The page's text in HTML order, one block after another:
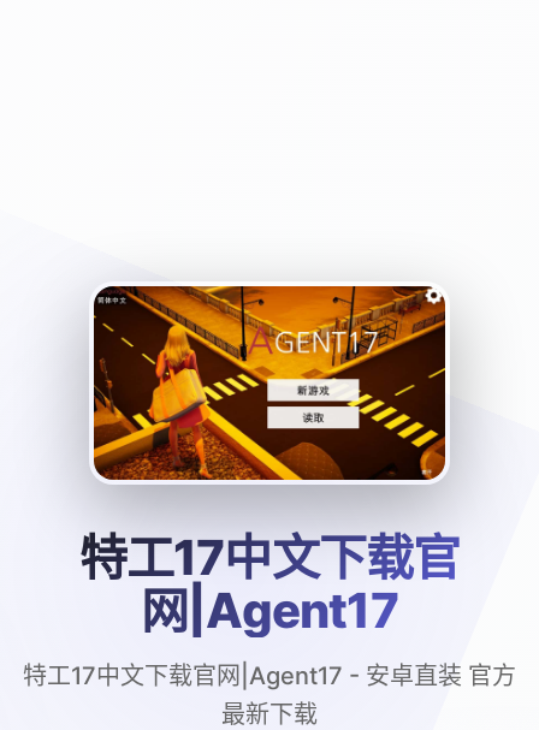
特工17中文下载官
网|Agent17
特工17中文下载官网|Agent17 - 安卓直装 官方
最新下载